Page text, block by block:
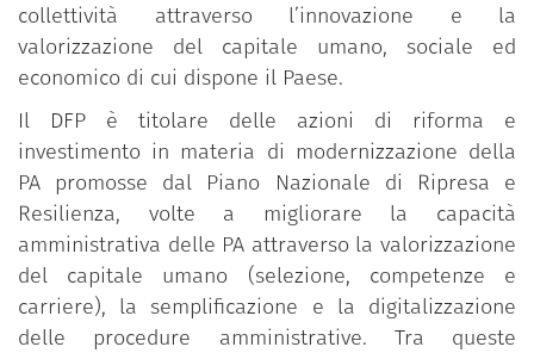
collettività attraverso l’innovazione e la
valorizzazione del capitale umano, sociale ed
economico di cui dispone il Paese.
Il DFP è titolare delle azioni di riforma e
investimento in materia di modernizzazione della
PA promosse dal Piano Nazionale di Ripresa e
Resilienza, volte a migliorare la capacità
amministrativa delle PA attraverso la valorizzazione
del capitale umano (selezione, competenze e
carriere), la semplificazione e la digitalizzazione
delle procedure amministrative. Tra queste